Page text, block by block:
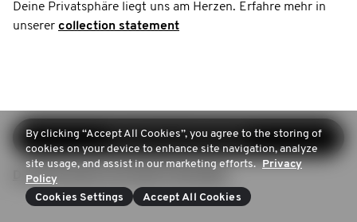
Deine Privatsphäre liegt uns am Herzen. Erfahre mehr in
unserer collection statement
Registrierung fortsetzen
Du hast bereits ein Konto? Anmelden
By clicking “Accept All Cookies”, you agree to the storing of
cookies on your device to enhance site navigation, analyze
site usage, and assist in our marketing efforts. Privacy
Policy
Cookies Settings
Accept All Cookies